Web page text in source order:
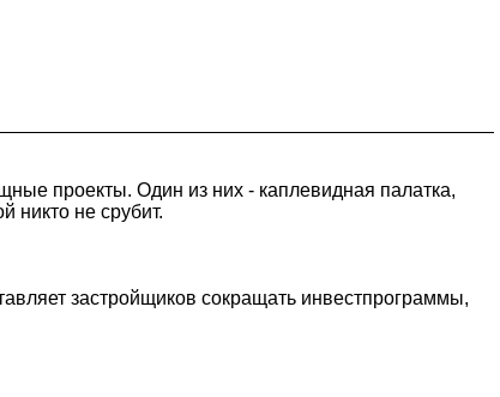
проекты. Один из них - каплевидная палатка,
никто не срубит.
застройщиков сокращать инвестпрограммы,